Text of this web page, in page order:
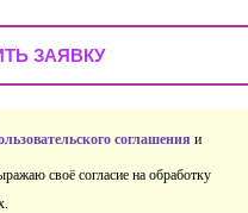
соглашения и
своё согласие на обработку